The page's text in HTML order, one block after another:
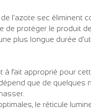
l'azote sec éliminent
de protéger le produit
plus longue durée
fait approprié pour
que de
le réticule